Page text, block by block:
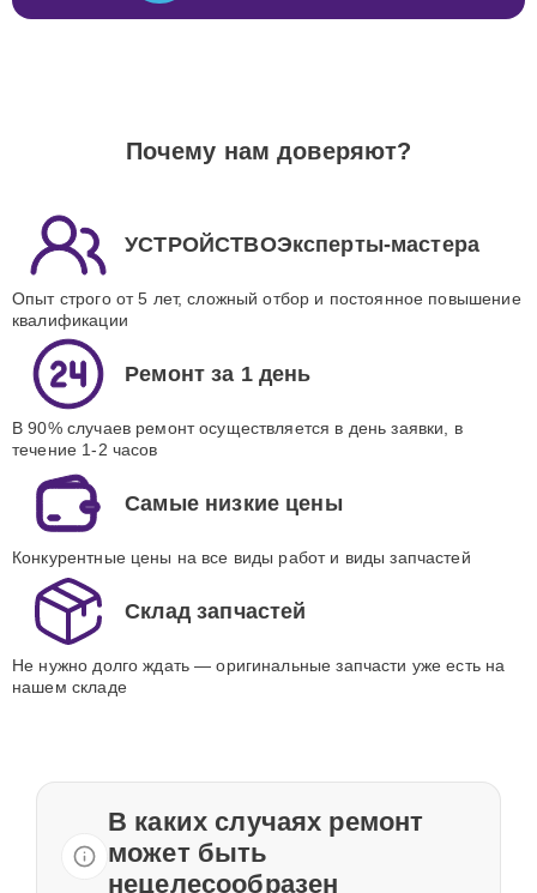
Почему нам доверяют?
УСТРОЙСТВОЭксперты-мастера
Опыт строго от 5 лет, сложный отбор и постоянное повышение
квалификации
Ремонт за 1 день
В 90% случаев ремонт осуществляется в день заявки, в
течение 1-2 часов
Самые низкие цены
Конкурентные цены на все виды работ и виды запчастей
Склад запчастей
Не нужно долго ждать — оригинальные запчасти уже есть на
нашем складе
В каких случаях ремонт
может быть
нецелесообразен